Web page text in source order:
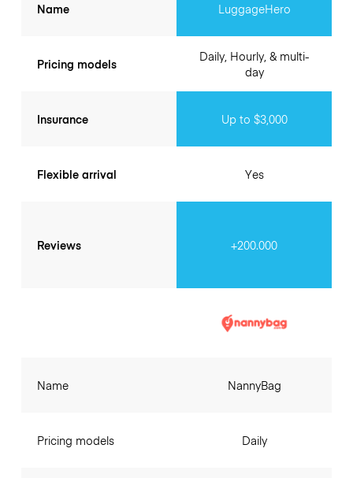
Name
Pricing models
Insurance
Flexible arrival
Reviews
LuggageHero
Daily, Hourly, & multi-
day
Up to $3,000
Yes
+200.000
Name
Pricing models
NannyBag
Daily